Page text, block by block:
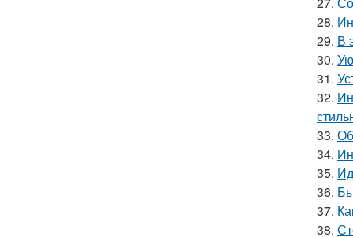
28.
29. В
30.
31.
32.
33.
34.
35.
36.
37.
38.